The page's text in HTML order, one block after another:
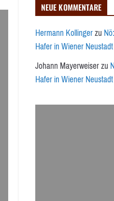
NEUE KOMMENTARE
Hermann Kollingerzu
Hafer in Wiener
Johann Mayerweiserzu
Hafer in Wiener